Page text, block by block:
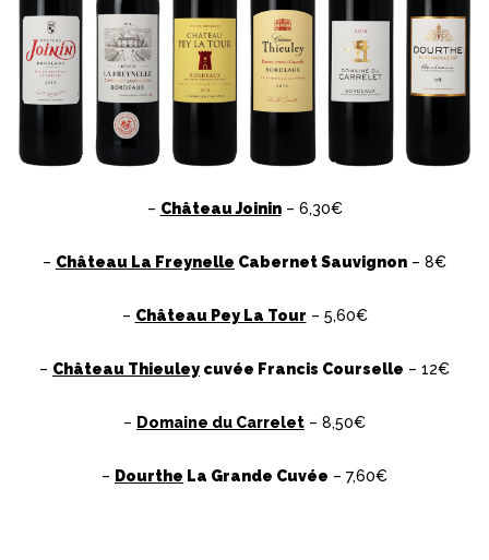
– Château Joinin– 6,30€
– Château La Freynelle Cabernet Sauvignon – 8€
– Château Pey La Tour – 5,60€
– Château Thieuley cuvée Francis Courselle – 12€
– Domaine du Carrelet – 8,50€
– Dourthe La Grande Cuvée – 7,60€